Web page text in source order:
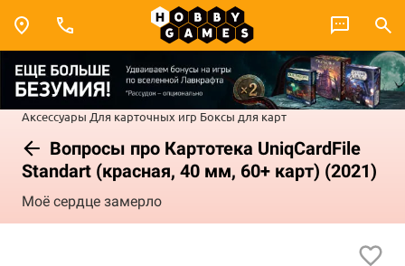
Аксессуары Для карточных игр Боксы для карт
Вопросы про Картотека UniqCardFile
Standart (красная, 40 мм, 60+ карт) (2021)
Моё сердце замерло